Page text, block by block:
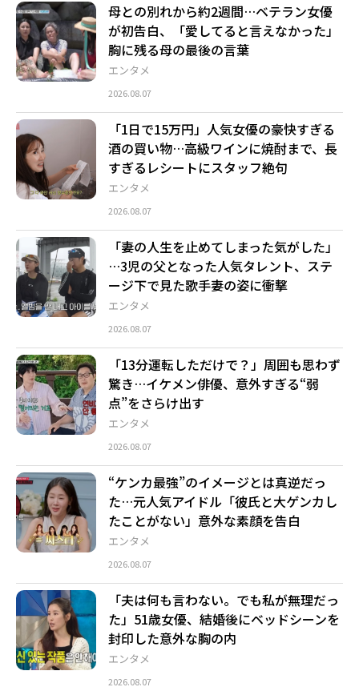
エンタメ
母との別れから約2週間…ベテラン女優
が初告白、「愛してると言えなかった」
胸に残る母の最後の言葉
2026.08.07
エンタメ
「1日で15万円」人気女優の豪快すぎる
酒の買い物…高級ワインに焼酎まで、長
すぎるレシートにスタッフ絶句
2026.08.07
エンタメ
「妻の人生を止めてしまった気がした」
…3児の父となった人気タレント、ステ
ージ下で見た歌手妻の姿に衝撃
2026.08.07
エンタメ
「13分運転しただけで？」周囲も思わず
驚き…イケメン俳優、意外すぎる“弱
点”をさらけ出す
2026.08.07
エンタメ
“ケンカ最強”のイメージとは真逆だっ
た…元人気アイドル「彼氏と大ゲンカし
たことがない」意外な素顔を告白
2026.08.07
エンタメ
「夫は何も言わない。でも私が無理だっ
た」51歳女優、結婚後にベッドシーンを
封印した意外な胸の内
2026.08.07